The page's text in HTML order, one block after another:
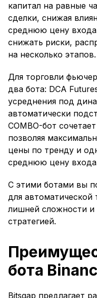
капитал на равные
сделки, снижая
среднюю цену
снижать риски,
на несколько этапов.
Для торговли
два бота: DCA
усреднения под
автоматически
COMBO-бот
позволяя
цены по тренду и
среднюю цену
С этими ботами вы
для автоматической
лишней сложности
стратегией.
бота
Bitsgap предлагает